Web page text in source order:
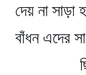
দেয় না সাড়া
বাঁধন এদের
ছিঁড়তে